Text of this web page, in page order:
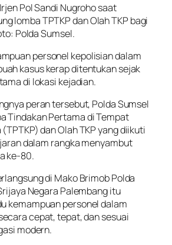
Pol Sandi Nugroho saat
lomba TPTKP dan Olah TKP bagi
Polda Sumsel.
personel kepolisian dalam
kasus kerap ditentukan sejak
di lokasi kejadian.
peran tersebut, Polda Sumsel
Tindakan Pertama di Tempat
dan Olah TKP yang diikuti
dalam rangka menyambut
ke-80.
di Mako Brimob Polda
Negara Palembang itu
kemampuan personel dalam
cepat, tepat, dan sesuai
modern.